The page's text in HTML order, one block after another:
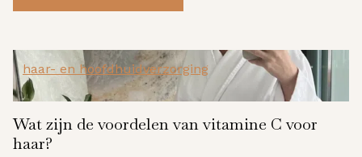
haar- en hoofdhuidverzorging
Wat zijn de voordelen van vitamine C voor
haar?